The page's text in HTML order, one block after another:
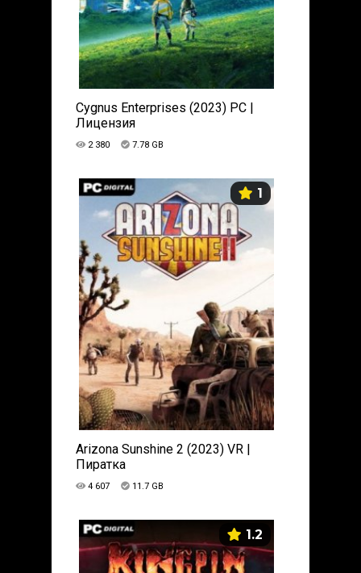
Cygnus Enterprises (2023) PC |
Лицензия
2 380 7.78 GB
1
Arizona Sunshine 2 (2023) VR |
Пиратка
4 607 11.7 GB
1.2